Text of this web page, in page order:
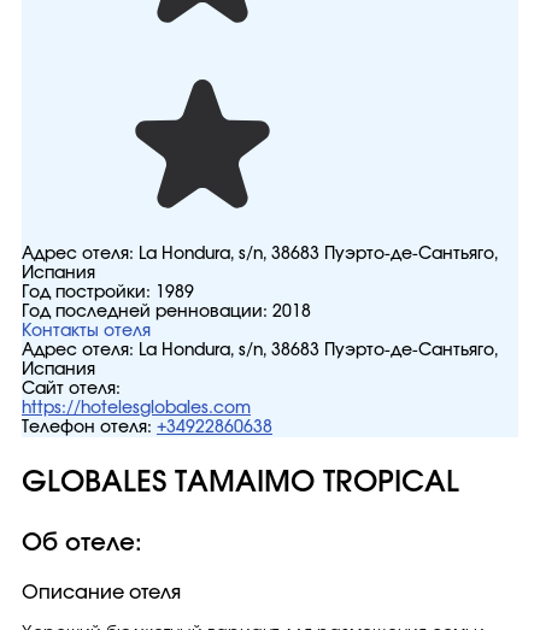
Адрес отеля: La Hondura, s/n, 38683 Пуэрто-де-Сантьяго,
Испания
Год постройки:
1989
Год последней ренновации: 2018
Контакты отеля
Адрес отеля: La Hondura, s/n, 38683 Пуэрто-де-Сантьяго,
Испания
Сайт отеля:
https://hotelesglobales.com
Телефон отеля: +34922860638
GLOBALES TAMAIMO TROPICAL
Об отеле:
Описание отеля